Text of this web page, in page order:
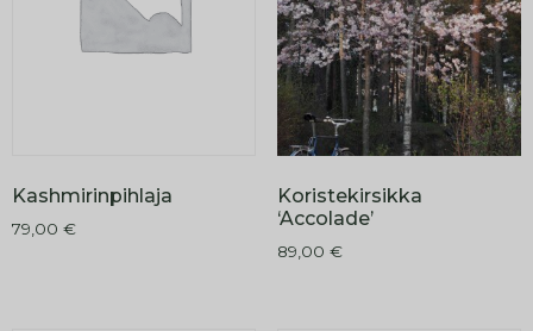
Kashmirinpihlaja
79,00 €
Koristekirsikka
‘Accolade’
89,00 €